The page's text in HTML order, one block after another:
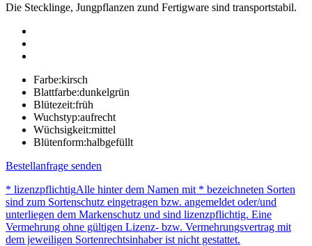
Die Stecklinge, Jungpflanzen zund Fertigware sind transportstabil.
Farbe:kirsch
Blattfarbe:dunkelgrün
Blütezeit:früh
Wuchstyp:aufrecht
Wüchsigkeit:mittel
Blütenform:halbgefüllt
Bestellanfrage senden
* lizenzpflichtigAlle hinter dem Namen mit * bezeichneten Sorten
sind zum Sortenschutz eingetragen bzw. angemeldet oder/und
unterliegen dem Markenschutz und sind lizenzpflichtig. Eine
Vermehrung ohne gültigen Lizenz- bzw. Vermehrungsvertrag mit
dem jeweiligen Sortenrechtsinhaber ist nicht gestattet.